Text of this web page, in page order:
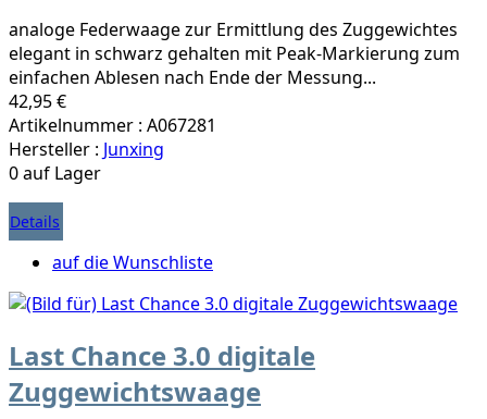
analoge Federwaage zur Ermittlung des Zuggewichtes
elegant in schwarz gehalten mit Peak-Markierung zum
einfachen Ablesen nach Ende der Messung...
42,95 €
Artikelnummer : A067281
Hersteller : Junxing
0 auf Lager
Details
auf die Wunschliste
Last Chance 3.0 digitale
Zuggewichtswaage